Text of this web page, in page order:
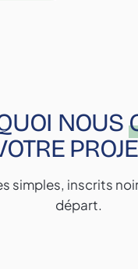
NOUS
simples, inscrits
départ.